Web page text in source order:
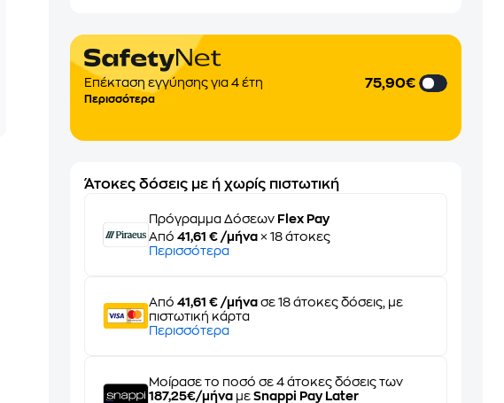
Επέκταση εγγύησης για 4 έτη
Περισσότερα
75,90€
Άτοκες δόσεις με ή χωρίς πιστωτική
Πρόγραμμα Δόσεων Flex Pay
Από41,61 € /μήνα × 18 άτοκες
Περισσότερα
Από41,61 € /μήνα σε 18 άτοκες δόσεις, με
πιστωτική κάρτα
Περισσότερα
Μοίρασε το ποσό σε 4 άτοκες δόσεις των
187,25€/μήνα μεSnappi Pay Later